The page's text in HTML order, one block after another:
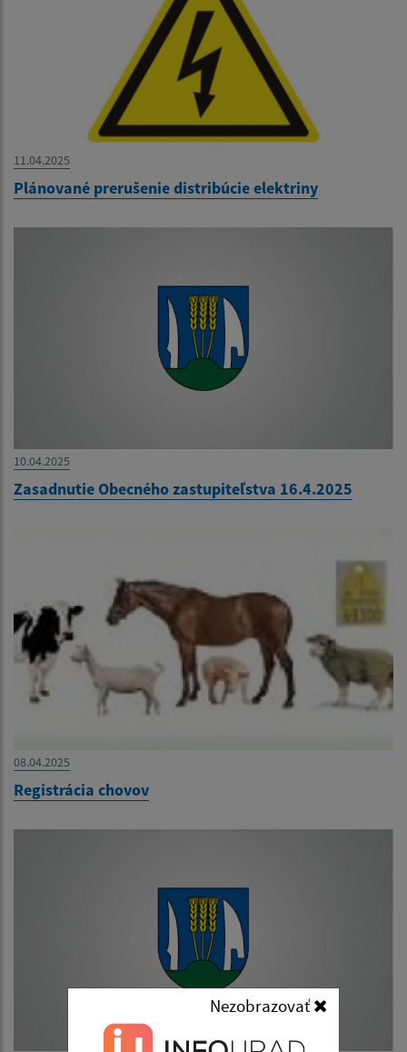
Nezobrazovať
11.04.2025
Plánované prerušenie distribúcie elektriny
10.04.2025
Zasadnutie Obecného zastupiteľstva 16.4.2025
08.04.2025
Registrácia chovov